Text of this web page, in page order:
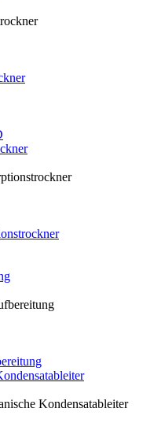
Kondensatableiter